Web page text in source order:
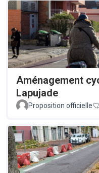
Aménagement
Lapujade
Proposition officielle